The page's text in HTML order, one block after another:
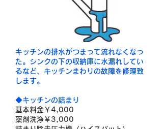
キッチンの排水がつまって流れなくなっ
た。シンクの下の収納庫に水漏れしてい
るなど、キッチンまわりの故障を修理致
します。
◆キッチンの詰まり
基本料金￥4,000
薬剤洗浄￥3,000